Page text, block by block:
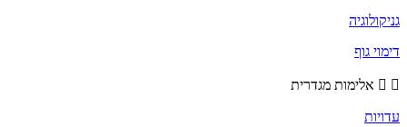
גניקולוגיה
דימוי גוף
אלימות מגדרית
עדויות